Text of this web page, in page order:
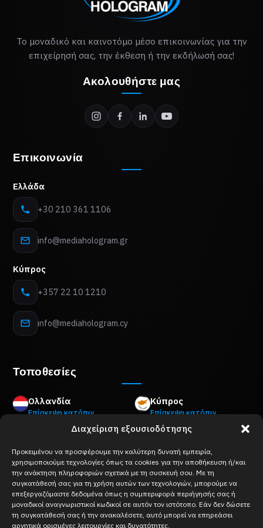
Διαχείριση εξουσιοδότησης
Προκειμένου να προσφέρουμε την καλύτερη δυνατή εμπειρία,
χρησιμοποιούμε τεχνολογίες όπως τα cookies για την αποθήκευση ή/και
την ανάκτηση πληροφοριών σχετικά με τη συσκευή σου. Με τη
συγκατάθεσή σας για τη χρήση αυτών των τεχνολογιών, μπορούμε να
επεξεργαζόμαστε δεδομένα όπως η συμπεριφορά περιήγησής σας ή
μοναδικοί αναγνωριστικοί κωδικοί σε αυτόν τον ιστότοπο. Εάν δεν δώσετε
τη συγκατάθεσή σας ή την ανακαλέσετε, αυτό μπορεί να επηρεάσει
αρνητικά ορισμένες λειτουργίες και δυνατότητες.
Το μοναδικό και καινοτόμο μέσο επικοινωνίας για την
επιχείρησή σας, την έκθεση ή την εκδήλωσή σας!
Ακολουθήστε μας
Επικοινωνία
Ελλάδα
+30 210 361 1106
info@mediahologram.gr
Κύπρος
+357 22 10 1210
info@mediahologram.cy
Τοποθεσίες
Ολλανδία
Επίσκεψη κατόπιν
4879 AM Etten-Leur
Βέλγιο
Επίσκεψη κατόπιν
ραντεβού
Keizershofdijk 2A,
2222 Itegem
Γαλλία
Κύπρος
Επίσκεψη κατόπιν
ραντεβού
2006 Strovolos, Nicosia
Ελλάδα
Επίσκεψη κατόπιν
ραντεβού
Merlin 8,
10671 Κολωνάκι, Αθήνα